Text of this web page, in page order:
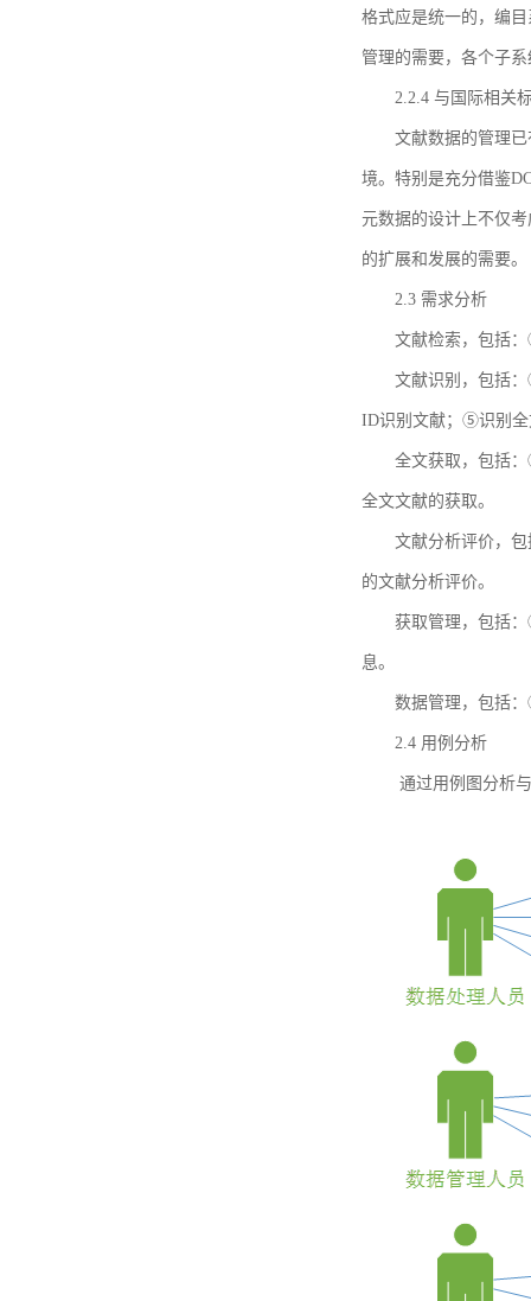
格式应是统一的，编
管理的需要，各个子
2.2.4 与国际相关
文献数据的管理
境。特别是充分借鉴
元数据的设计上不仅
的扩展和发展的需要。
2.3 需求分析
文献检索，包括
文献识别，包括
ID识别文献；⑤识别全
全文获取，包括
全文文献的获取。
文献分析评价，
的文献分析评价。
获取管理，包括
息。
数据管理，包括
2.4 用例分析
通过用例图分析